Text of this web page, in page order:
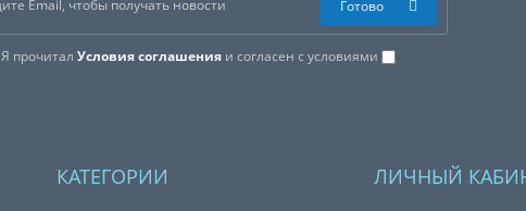
Я прочиталУсловия соглашения и согласен с условиями
Готово
КАТЕГОРИИ ЛИЧНЫЙ